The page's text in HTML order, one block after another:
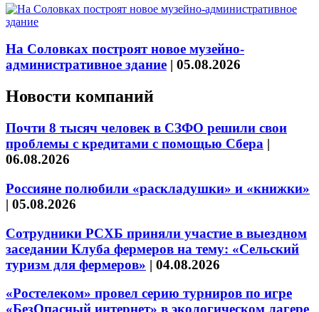
На Соловках построят новое музейно-
административное здание | 05.08.2026
Новости компаний
Почти 8 тысяч человек в СЗФО решили свои
проблемы с кредитами с помощью Сбера |
06.08.2026
Россияне полюбили «раскладушки» и «книжки»
| 05.08.2026
Сотрудники РСХБ приняли участие в выездном
заседании Клуба фермеров на тему: «Сельский
туризм для фермеров» | 04.08.2026
«Ростелеком» провел серию турниров по игре